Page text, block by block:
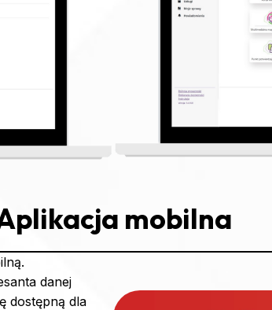
mobilna
danej
dostępną dla